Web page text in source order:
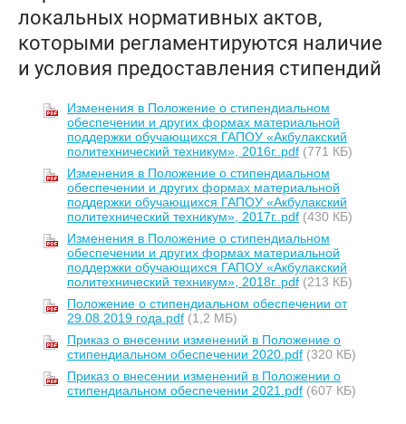
локальных нормативных актов,
которыми регламентируются наличие
и условия предоставления стипендий
Изменения в Положение о стипендиальном
обеспечении и других формах материальной
поддержки обучающихся ГАПОУ «Акбулакский
политехнический техникум», 2016г..pdf (771 КБ)
Изменения в Положение о стипендиальном
обеспечении и других формах материальной
поддержки обучающихся ГАПОУ «Акбулакский
политехнический техникум», 2017г..pdf (430 КБ)
Изменения в Положение о стипендиальном
обеспечении и других формах материальной
поддержки обучающихся ГАПОУ «Акбулакский
политехнический техникум», 2018г..pdf (213 КБ)
Положение о стипендиальном обеспечении от
29.08.2019 года.pdf (1,2 МБ)
Приказ о внесении изменений в Положение о
стипендиальном обеспечении 2020.pdf (320 КБ)
Приказ о внесении изменений в Положении о
стипендиальном обеспечении 2021.pdf (607 КБ)